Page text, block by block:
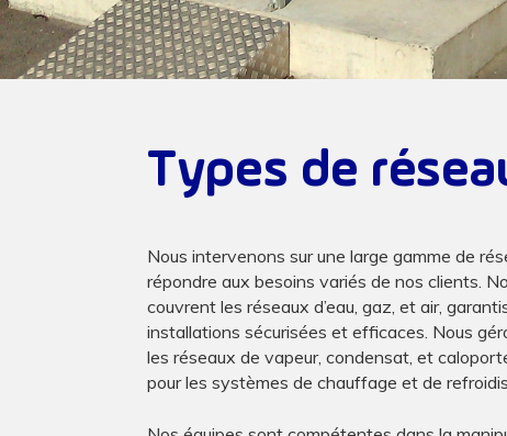
Types de
Nous intervenons sur une large gamme de
répondre aux besoins variés de nos clients.
couvrent les réseaux d’eau, gaz, et air,
installations sécurisées et efficaces. Nous
les réseaux de vapeur, condensat, et
pour les systèmes de chauffage et de